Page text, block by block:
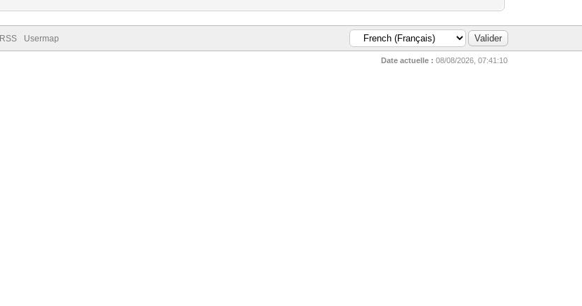
Usermap
Date actuelle : 08/08/2026, 07:41:10